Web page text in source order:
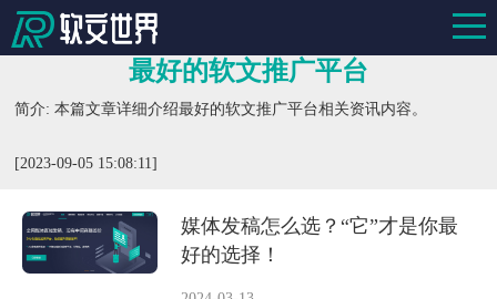
最好的软文推广平台
简介: 本篇文章详细介绍最好的软文推广平台相关资讯内容。
[2023-09-05 15:08:11]
媒体发稿怎么选？“它”才是你最
好的选择！